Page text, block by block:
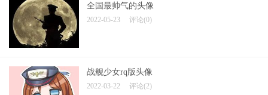
全国最帅气的头像
2022-05-23 评论(0)
战舰少女rq版头像
2022-03-22 评论(2)